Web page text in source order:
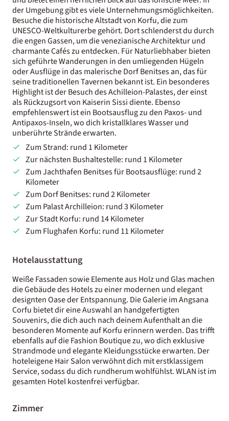
der Umgebung gibt es viele Unternehmungsmöglichkeiten.
Besuche die historische Altstadt von Korfu, die zum
UNESCO-Weltkulturerbe gehört. Dort schlenderst du durch
die engen Gassen, um die venezianische Architektur und
charmante Cafés zu entdecken. Für Naturliebhaber bieten
sich geführte Wanderungen in den umliegenden Hügeln
oder Ausflüge in das malerische Dorf Benitses an, das für
seine traditionellen Tavernen bekannt ist. Ein besonderes
Highlight ist der Besuch des Achilleion-Palastes, der einst
als Rückzugsort von Kaiserin Sissi diente. Ebenso
empfehlenswert ist ein Bootsausflug zu den Paxos- und
Antipaxos-Inseln, wo dich kristallklares Wasser und
unberührte Strände erwarten.
Zum Strand: rund 1 Kilometer
Zur nächsten Bushaltestelle: rund 1 Kilometer
Zum Jachthafen Benitses für Bootsausflüge: rund 2
Kilometer
Zum Dorf Benitses: rund 2 Kilometer
Zum Palast Archilleion: rund 3 Kilometer
Zur Stadt Korfu: rund 14 Kilometer
Zum Flughafen Korfu: rund 11 Kilometer
Hotelausstattung
Weiße Fassaden sowie Elemente aus Holz und Glas machen
die Gebäude des Hotels zu einer modernen und elegant
designten Oase der Entspannung. Die Galerie im Angsana
Corfu bietet dir eine Auswahl an handgefertigten
Souvenirs, die dich auch nach deinem Aufenthalt an die
besonderen Momente auf Korfu erinnern werden. Das trifft
ebenfalls auf die Fashion Boutique zu, wo dich exklusive
Strandmode und elegante Kleidungsstücke erwarten. Der
hoteleigene Hair Salon verwöhnt dich mit erstklassigem
Service, sodass du dich rundherum wohlfühlst. WLAN ist im
gesamten Hotel kostenfrei verfügbar.
Zimmer